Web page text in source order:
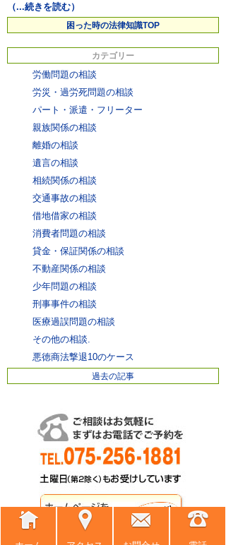
（...続きを読む）
困った時の法律知識TOP
カテゴリー
労働問題の相談
労災・過労死問題の相談
パート・派遣・フリーター
親族関係の相談
離婚の相談
遺言の相談
相続関係の相談
交通事故の相談
借地借家の相談
消費者問題の相談
貸金・保証関係の相談
不動産関係の相談
少年問題の相談
刑事事件の相談
医療過誤問題の相談
その他の相談.
悪徳商法撃退10のケース
過去の記事